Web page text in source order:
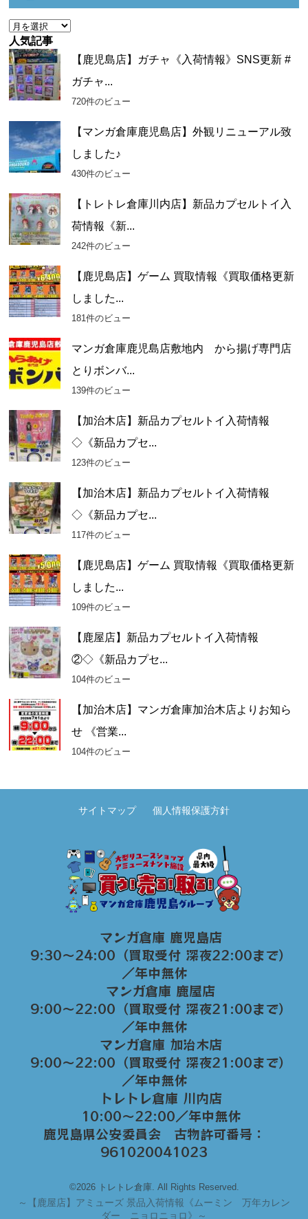
ア
ー
カ
イ
ブ
人気記事
【鹿児島店】ガチャ《入荷情報》SNS更新 #
ガチャ...
720件のビュー
【マンガ倉庫鹿児島店】外観リニューアル致
しました♪
430件のビュー
【トレトレ倉庫川内店】新品カプセルトイ入
荷情報《新...
242件のビュー
【鹿児島店】ゲーム 買取情報《買取価格更新
しました...
181件のビュー
マンガ倉庫鹿児島店敷地内 から揚げ専門店
とりボンバ...
139件のビュー
【加治木店】新品カプセルトイ入荷情報
◇《新品カプセ...
123件のビュー
【加治木店】新品カプセルトイ入荷情報
◇《新品カプセ...
117件のビュー
【鹿児島店】ゲーム 買取情報《買取価格更新
しました...
109件のビュー
【鹿屋店】新品カプセルトイ入荷情報
②◇《新品カプセ...
104件のビュー
【加治木店】マンガ倉庫加治木店よりお知ら
せ 《営業...
104件のビュー
サイトマップ 個人情報保護方針
マンガ倉庫 鹿児島店
9:30～24:00（買取受付 深夜22:00まで）
／年中無休
マンガ倉庫 鹿屋店
9:00～22:00（買取受付 深夜21:00まで）
／年中無休
マンガ倉庫 加治木店
9:00〜22:00（買取受付 深夜21:00まで）
／年中無休
トレトレ倉庫 川内店
10:00〜22:00／年中無休
鹿児島県公安委員会 古物許可番号：
961020041023
©2026 トレトレ倉庫. All Rights Reserved.
～
【鹿屋店】アミューズ 景品入荷情報《ムーミン 万年カレン
ダー ニョロニョロ》～